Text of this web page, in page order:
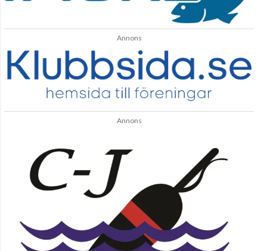
Annons
Annons